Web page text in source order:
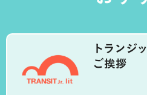
トランジ
ご挨拶